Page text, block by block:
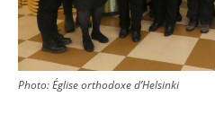
Photo: Église orthodoxe d’Helsinki